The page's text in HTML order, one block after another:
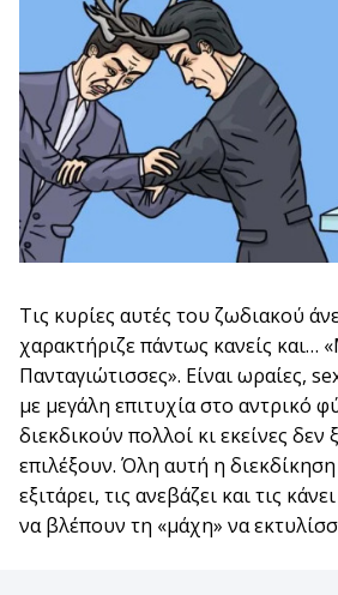
Τις κυρίες αυτές του ζωδιακού
χαρακτήριζε πάντως κανείς και…
Πανταγιώτισσες». Είναι ωραίες,
με μεγάλη επιτυχία στο αντρικό
διεκδικούν πολλοί κι εκείνες
επιλέξουν. Όλη αυτή η διεκδίκηση
εξιτάρει, τις ανεβάζει και τις
να βλέπουν τη «μάχη» να